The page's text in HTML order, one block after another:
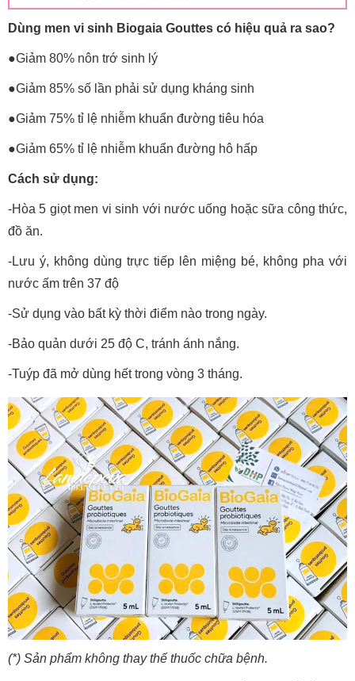
Dùng men vi sinh Biogaia Gouttes có hiệu quả ra sao?
●Giảm 80% nôn trớ sinh lý
●Giảm 85% số lần phải sử dụng kháng sinh
●Giảm 75% tỉ lệ nhiễm khuẩn đường tiêu hóa
●Giảm 65% tỉ lệ nhiễm khuẩn đường hô hấp
Cách sử dụng:
-Hòa 5 giọt men vi sinh với nước uống hoặc sữa công thức,
đồ ăn.
-Lưu ý, không dùng trực tiếp lên miệng bé, không pha với
nước ấm trên 37 độ
-Sử dụng vào bất kỳ thời điểm nào trong ngày.
-Bảo quản dưới 25 độ C, tránh ánh nắng.
-Tuýp đã mở dùng hết trong vòng 3 tháng.
(*) Sản phẩm không thay thế thuốc chữa bệnh.